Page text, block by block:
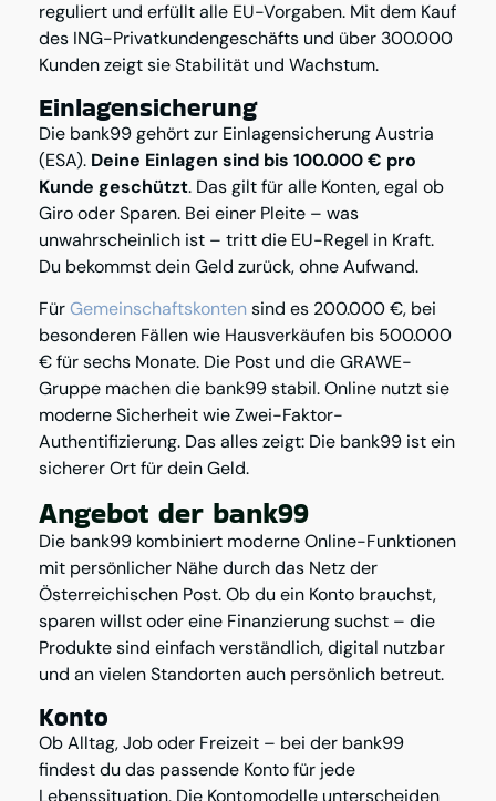
reguliert und erfüllt alle EU-Vorgaben. Mit dem Kauf
des ING-Privatkundengeschäfts und über 300.000
Kunden zeigt sie Stabilität und Wachstum.
Einlagensicherung
Die bank99 gehört zur Einlagensicherung Austria
(ESA). Deine Einlagen sind bis 100.000 € pro
Kunde geschützt. Das gilt für alle Konten, egal ob
Giro oder Sparen. Bei einer Pleite – was
unwahrscheinlich ist – tritt die EU-Regel in Kraft.
Du bekommst dein Geld zurück, ohne Aufwand.
FürGemeinschaftskontensind es 200.000 €, bei
besonderen Fällen wie Hausverkäufen bis 500.000
€ für sechs Monate. Die Post und die GRAWE-
Gruppe machen die bank99 stabil. Online nutzt sie
moderne Sicherheit wie Zwei-Faktor-
Authentifizierung. Das alles zeigt: Die bank99 ist ein
sicherer Ort für dein Geld.
Angebot der bank99
Die bank99 kombiniert moderne Online-Funktionen
mit persönlicher Nähe durch das Netz der
Österreichischen Post. Ob du ein Konto brauchst,
sparen willst oder eine Finanzierung suchst – die
Produkte sind einfach verständlich, digital nutzbar
und an vielen Standorten auch persönlich betreut.
Konto
Ob Alltag, Job oder Freizeit – bei der bank99
findest du das passende Konto für jede
Lebenssituation. Die Kontomodelle unterscheiden